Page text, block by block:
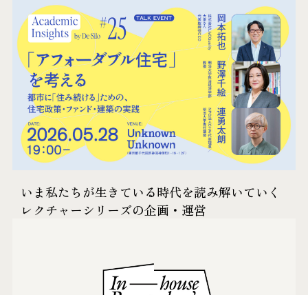
いま​私たちが​生きている​時代を​読み解いていく​
レクチャーシリーズ​の企画・​運営